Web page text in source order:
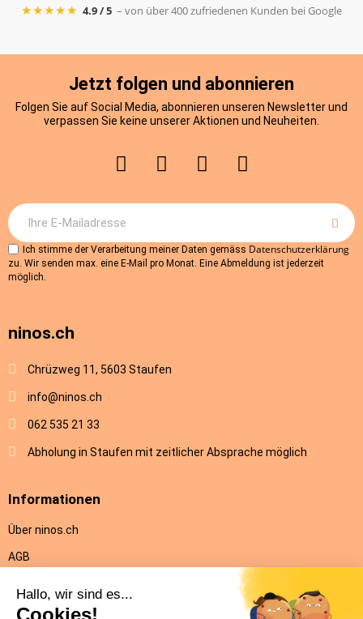
★★★★★ 4.9 / 5 – von über 400 zufriedenen Kunden bei Google
Jetzt folgen und abonnieren
Folgen Sie auf Social Media, abonnieren unseren Newsletter und
verpassen Sie keine unserer Aktionen und Neuheiten.
Ich stimme der Verarbeitung meiner Daten gemäss Datenschutzerklärung
zu. Wir senden max. eine E-Mail pro Monat. Eine Abmeldung ist jederzeit
möglich.
ninos.ch
Chrüzweg 11, 5603 Staufen
info@ninos.ch
062 535 21 33
Abholung in Staufen mit zeitlicher Absprache möglich
Informationen
Über ninos.ch
AGB
Rückgabe